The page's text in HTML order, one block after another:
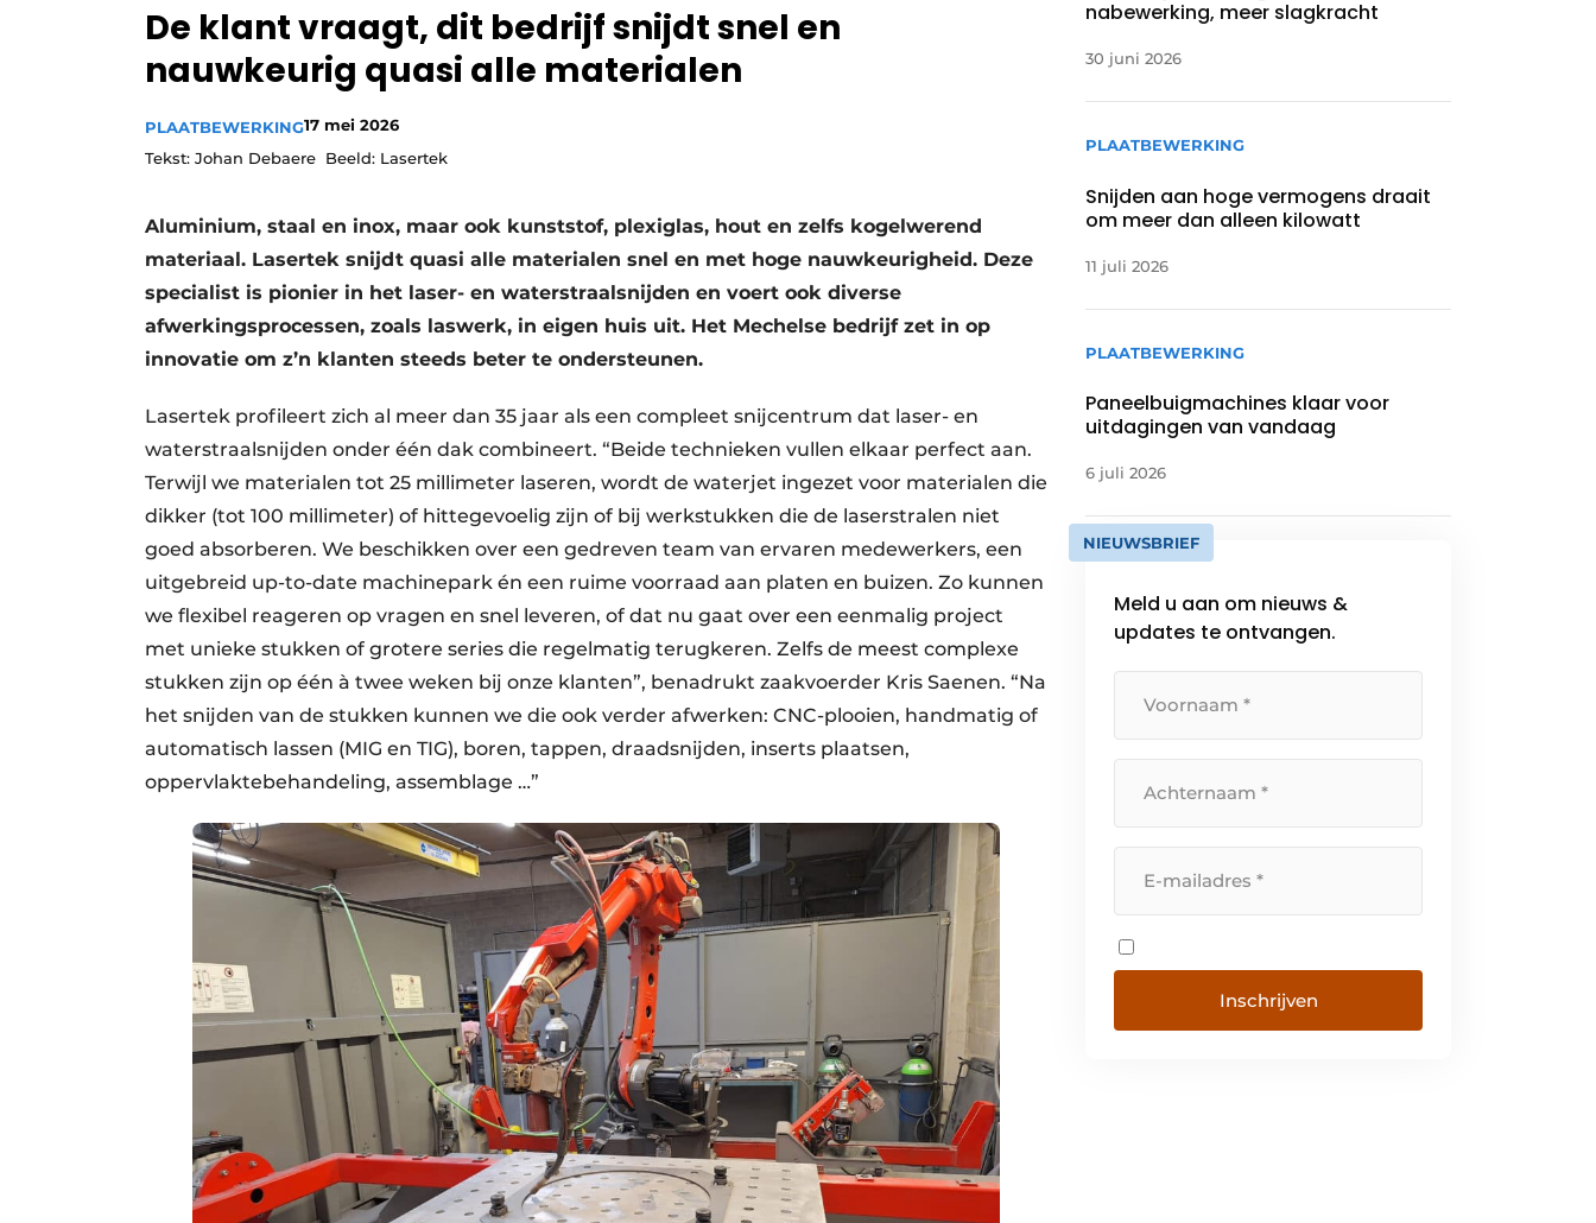
Vacature aanmelden
Vacatures
De klant vraagt, dit bedrijf snijdt snel en
nauwkeurig quasi alle materialen
PLAATBEWERKING17 mei 2026
Tekst: Johan Debaere Beeld: Lasertek
Aluminium, staal en inox, maar ook kunststof, plexiglas, hout en zelfs kogelwerend
materiaal. Lasertek snijdt quasi alle materialen snel en met hoge nauwkeurigheid. Deze
specialist is pionier in het laser- en waterstraalsnijden en voert ook diverse
afwerkingsprocessen, zoals laswerk, in eigen huis uit. Het Mechelse bedrijf zet in op
innovatie om z’n klanten steeds beter te ondersteunen.
Lasertek profileert zich al meer dan 35 jaar als een compleet snijcentrum dat laser- en
waterstraalsnijden onder één dak combineert. “Beide technieken vullen elkaar perfect aan.
Terwijl we materialen tot 25 millimeter laseren, wordt de waterjet ingezet voor materialen die
dikker (tot 100 millimeter) of hittegevoelig zijn of bij werkstukken die de laserstralen niet
goed absorberen. We beschikken over een gedreven team van ervaren medewerkers, een
uitgebreid up-to-date machinepark én een ruime voorraad aan platen en buizen. Zo kunnen
we flexibel reageren op vragen en snel leveren, of dat nu gaat over een eenmalig project
met unieke stukken of grotere series die regelmatig terugkeren. Zelfs de meest complexe
stukken zijn op één à twee weken bij onze klanten”, benadrukt zaakvoerder Kris Saenen. “Na
het snijden van de stukken kunnen we die ook verder afwerken: CNC-plooien, handmatig of
automatisch lassen (MIG en TIG), boren, tappen, draadsnijden, inserts plaatsen,
oppervlaktebehandeling, assemblage …”
nabewerking, meer slagkracht
30 juni 2026
PLAATBEWERKING
Snijden aan hoge vermogens draait
om meer dan alleen kilowatt
11 juli 2026
PLAATBEWERKING
Paneelbuigmachines klaar voor
uitdagingen van vandaag
6 juli 2026
NIEUWSBRIEF
Meld u aan om nieuws &
updates te ontvangen.